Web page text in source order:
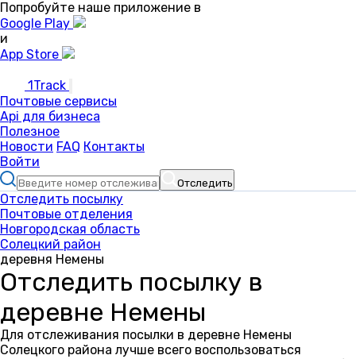
Попробуйте наше приложение в
Google Play
и
App Store
1Track
Почтовые сервисы
Api для бизнеса
Полезное
Новости FAQ Контакты
Войти
Отследить
Отследить посылку
Почтовые отделения
Новгородская область
Солецкий район
деревня Немены
Отследить посылку в
деревне Немены
Для отслеживания посылки в деревне Немены
Солецкого района лучше всего воспользоваться